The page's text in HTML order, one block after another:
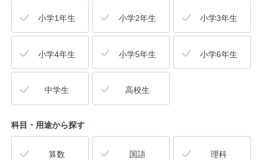
公式アカウント
小学1年生 小学2年生 小学3年生
小学4年生 小学5年生 小学6年生
中学生 高校生
科目・用途から探す
算数 国語 理科